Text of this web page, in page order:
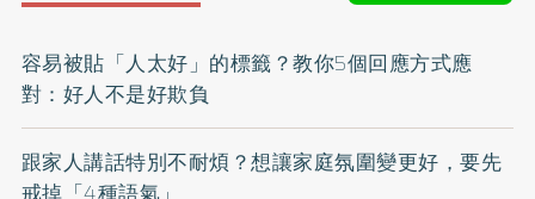
容易被貼「人太好」的標籤？教你5個回應方式應
對：好人不是好欺負
跟家人講話特別不耐煩？想讓家庭氛圍變更好，要先